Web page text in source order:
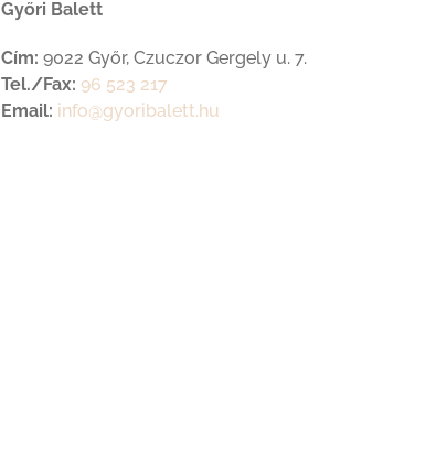
Győri Balett
Cím: 9022 Győr, Czuczor Gergely u. 7.
Tel./Fax: 96 523 217
Email: info@gyoribalett.hu